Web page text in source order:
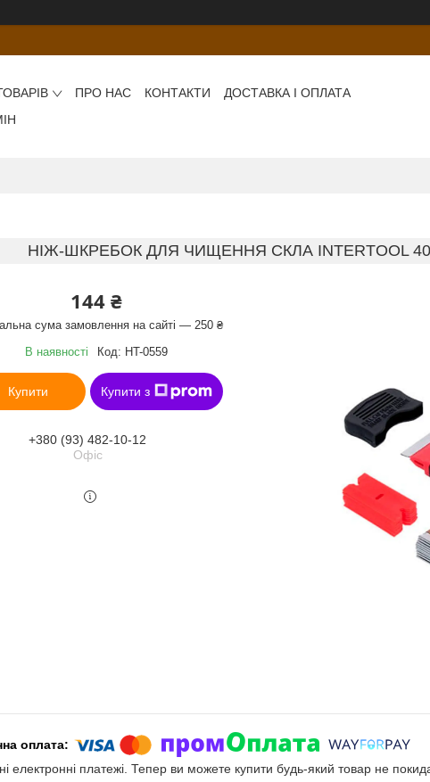
ПРО НАС КОНТАКТИ
ДОСТАВКА І ОПЛАТА
НІЖ-ШКРЕБОК ДЛЯ ЧИЩЕННЯ СКЛА INTERTOOL
144 ₴
сума замовлення на сайті — 250 ₴
В наявності
Код: HT-0559
Купити Купити з
+380 (93) 482-10-12
Офіс
електронні платежі. Тепер ви можете купити будь-який товар не